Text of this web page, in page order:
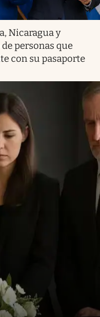
Nicaragua y
personas que
con su pasaporte